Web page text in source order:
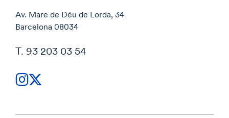
Av. Mare de Déu de Lorda, 34
Barcelona 08034
T. 93 203 03 54